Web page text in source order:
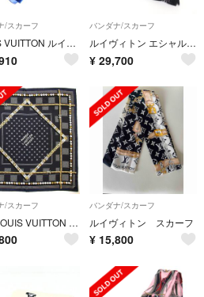
/スカーフ
LOUIS VUITTON ルイヴィトン Monogram Colours Stole モノグラムストール シルク大判スカーフ ブルー M79707
バンダナ/スカーフ
ルイヴィトン エシャルプ・メサジェ ダミエ ジェアン マフラー ダークグレー ウール100% M72685【中古】
¥ 29,700
/スカーフ
美品 LOUIS VUITTON ルイヴィトン バンダナ ダミエ タイドアップ M96195 ブラック グレー シルク100% 55×55 イタリア製 メンズ アレンジ 中古
バンダナ/スカーフ
ルイヴィトン スカーフ
¥ 15,800